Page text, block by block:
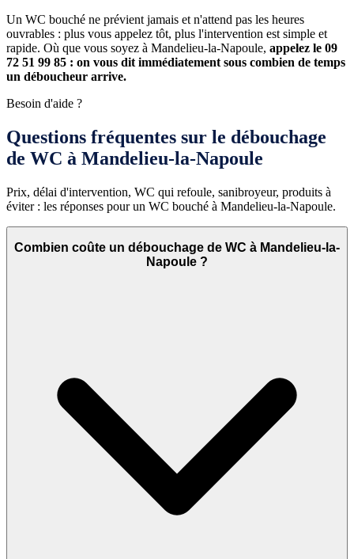
Un WC bouché ne prévient jamais et n'attend pas les heures
ouvrables : plus vous appelez tôt, plus l'intervention est simple et
rapide. Où que vous soyez à Mandelieu-la-Napoule, appelez le 09
72 51 99 85 : on vous dit immédiatement sous combien de temps
un déboucheur arrive.
Besoin d'aide ?
Questions fréquentes sur le débouchage
de WC à Mandelieu-la-Napoule
Prix, délai d'intervention, WC qui refoule, sanibroyeur, produits à
éviter : les réponses pour un WC bouché à Mandelieu-la-Napoule.
Combien coûte un débouchage de WC à Mandelieu-la-
Napoule ?